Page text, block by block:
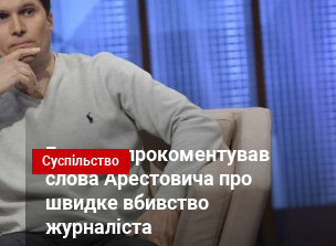
Суспільство
Бутусов прокоментував
слова Арестовича про
швидке вбивство
журналіста
#ДФС #Київ #коронавірус